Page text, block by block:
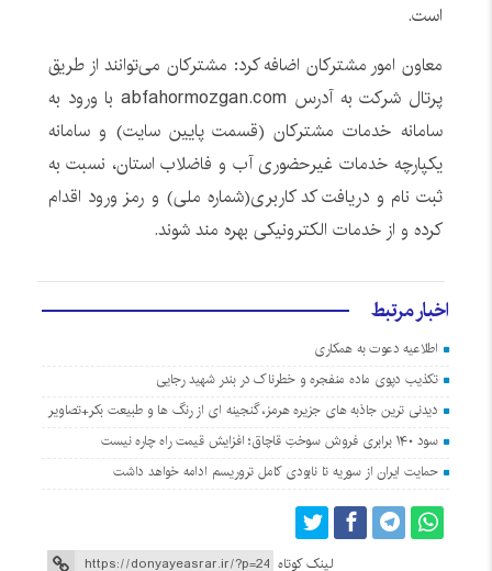
است.
معاون امور مشترکان اضافه کرد: مشترکان می‌توانند از طریق
پرتال شرکت به آدرس abfahormozgan.com با ورود به
سامانه خدمات مشترکان (قسمت پایین سایت) و سامانه
یکپارچه خدمات غیرحضوری آب و فاضلاب استان، نسبت به
ثبت نام و دریافت کد کاربری(شماره ملی) و رمز ورود اقدام
کرده و از خدمات الکترونیکی بهره مند شوند.
اخبار مرتبط
اطلاعیه دعوت به همکاری
تکذیب دپوی ‌ماده منفجره‌ و خطرناک در بندر شهید رجایی
دیدنی ترین جاذبه های جزیره هرمز، گنجینه ای از رنگ ها و طبیعت بکر+تصاویر
سود ۱۴۰ برابری فروش سوختِ قاچاق؛ افزایش قیمت راه چاره نیست
حمایت ایران از سوریه تا نابودی کامل تروریسم ادامه خواهد داشت
لینک کوتاه